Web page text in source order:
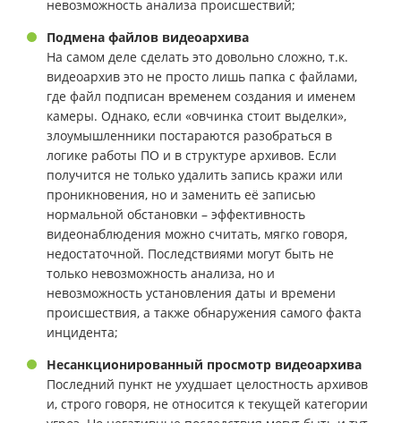
невозможность анализа происшествий;
Подмена файлов видеоархива
На самом деле сделать это довольно сложно, т.к.
видеоархив это не просто лишь папка с файлами,
где файл подписан временем создания и именем
камеры. Однако, если «овчинка стоит выделки»,
злоумышленники постараются разобраться в
логике работы ПО и в структуре архивов. Если
получится не только удалить запись кражи или
проникновения, но и заменить её записью
нормальной обстановки – эффективность
видеонаблюдения можно считать, мягко говоря,
недостаточной. Последствиями могут быть не
только невозможность анализа, но и
невозможность установления даты и времени
происшествия, а также обнаружения самого факта
инцидента;
Несанкционированный просмотр видеоархива
Последний пункт не ухудшает целостность архивов
и, строго говоря, не относится к текущей категории